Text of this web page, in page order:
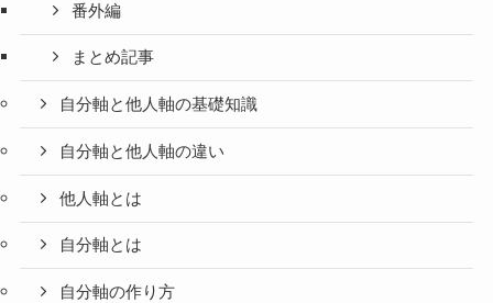
番外編
まとめ記事
自分軸と他人軸の基礎知識
自分軸と他人軸の違い
他人軸とは
自分軸とは
自分軸の作り方